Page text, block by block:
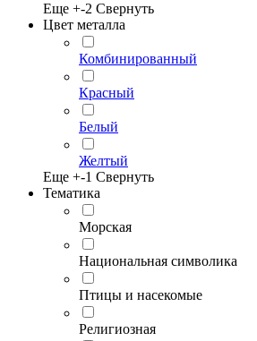
Еще +-2 Свернуть
Цвет металла
Комбинированный
Красный
Белый
Желтый
Еще +-1 Свернуть
Тематика
Морская
Национальная символика
Птицы и насекомые
Религиозная